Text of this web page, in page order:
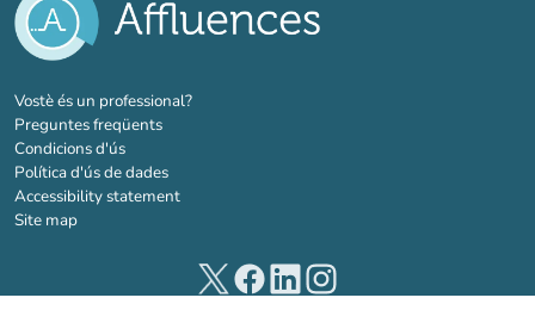
Vostè és un professional?(new tab)
Preguntes freqüents
Condicions d'ús
Política d'ús de dades
Accessibility statement
Site map
(new tab)(new tab)(new tab)